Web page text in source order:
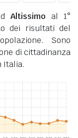
Altissimo al 1°
dei risultati del
Sono
di cittadinanza
Italia.